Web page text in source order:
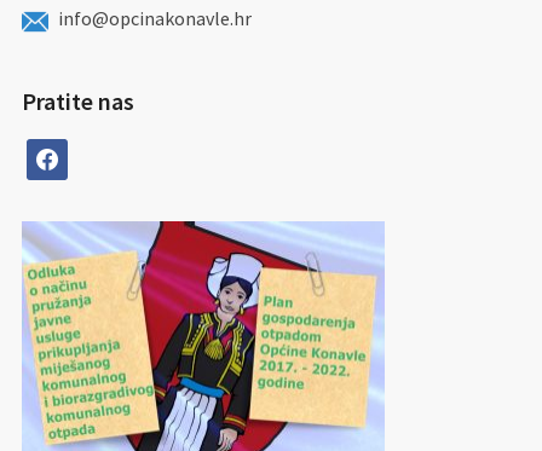
info@opcinakonavle.hr
Pratite nas
facebook